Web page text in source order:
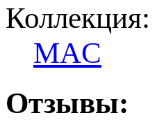
Коллекция:
MAC
Отзывы: